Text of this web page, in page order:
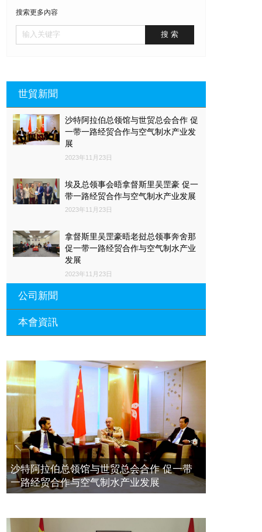
搜索更多內容
世貿新聞
沙特阿拉伯总领馆与世贸总会合作 促
一带一路经贸合作与空气制水产业发
展
2023年11月23日
埃及总领事会晤拿督斯里吴罡豪 促一
带一路经贸合作与空气制水产业发展
2023年11月23日
拿督斯里吴罡豪晤老挝总领事奔舍那
促一带一路经贸合作与空气制水产业
发展
2023年11月23日
公司新聞
一带一路经贸合作与空气制水产业发
2023年11月23日
埃及总领事会晤拿督斯里吴罡豪 促一
带一路经贸合作与空气制水产业发展
2023年11月23日
拿督斯里吴罡豪晤土耳其总领事 促一
带一路经贸合作与空气制水产业发展
2023年11月23日
本會資訊
長瑚蒞臨 天泉鼎豐深圳總部及國際標
量波量子研究院
2021年12月10日
標量波光量子導入系統聯合國總部拿
督斯裏吳達鎔教授首發
2021年12月10日
空氣制水發明人吳達鎔出席聯合國環
境科政商管治聯盟會議
沙特阿拉伯总领馆与世贸总会合作 促一带
一路经贸合作与空气制水产业发展